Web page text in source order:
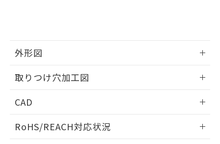
外形図
取りつけ穴加工図
CAD
ドすることができます。
RoHS/REACH対応状況
欄に対応日を記載しておりました。
既に当社にて対応品への在庫切替を完了
していることから、特段のことがない限
す。